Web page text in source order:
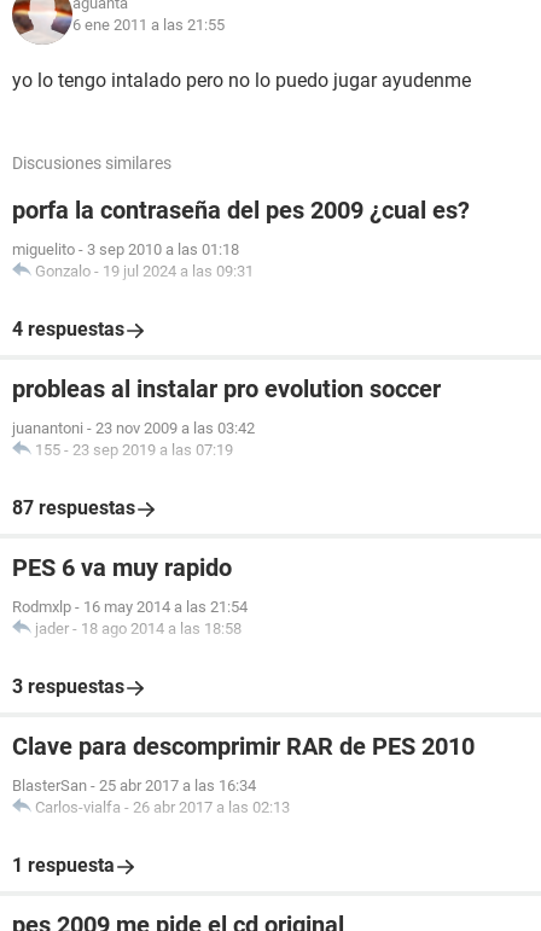
6 ene 2011 a las 21:55
yo lo tengo intalado pero no lo puedo jugar ayudenme
Discusiones similares
porfa la contraseña del pes 2009 ¿cual es?
miguelito - 3 sep 2010 a las 01:18
Gonzalo - 19 jul 2024 a las 09:31
4 respuestas
probleas al instalar pro evolution soccer
juanantoni - 23 nov 2009 a las 03:42
155 - 23 sep 2019 a las 07:19
87 respuestas
PES 6 va muy rapido
Rodmxlp - 16 may 2014 a las 21:54
jader - 18 ago 2014 a las 18:58
3 respuestas
Clave para descomprimir RAR de PES 2010
BlasterSan - 25 abr 2017 a las 16:34
Carlos-vialfa - 26 abr 2017 a las 02:13
1 respuesta
pes 2009 me pide el cd original